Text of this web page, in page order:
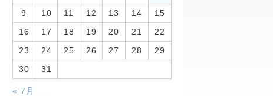
9 10 11 12 13 14 15
16 17 18 19 20 21 22
23 24 25 26 27 28 29
30 31
« 7月